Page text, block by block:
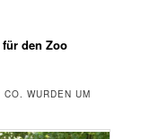
für den Zoo
WURDEN UM